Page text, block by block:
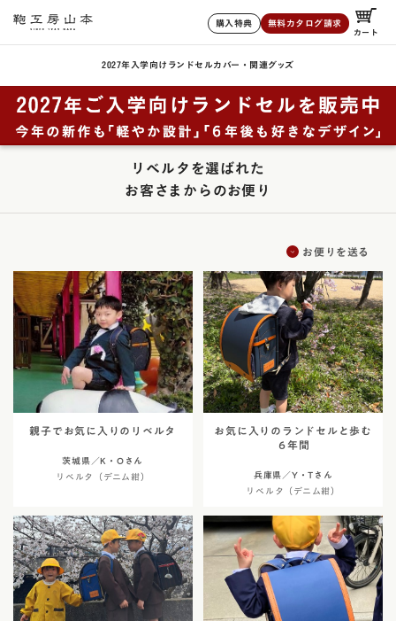
購入特典 無料カタログ請求
カート
2027年入学向けランドセル カバー・関連グッズ
リベルタを選ばれた
お客さまからのお便り
お便りを送る
親子でお気に入りのリベルタ
茨城県／K・Oさん
リベルタ（デニム紺）
お気に入りのランドセルと歩む
６年間
兵庫県／Y・Tさん
リベルタ（デニム紺）